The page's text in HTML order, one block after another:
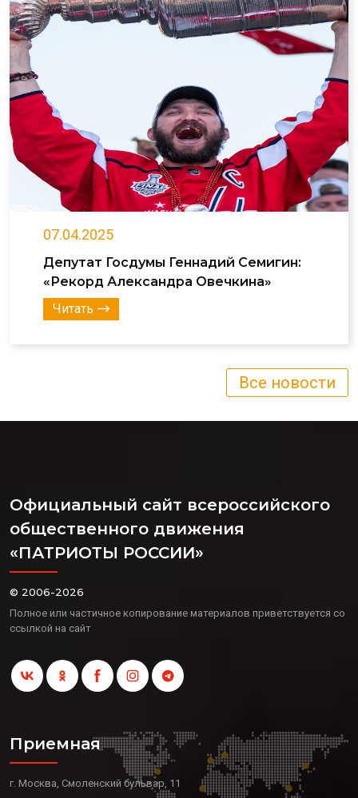
07.04.2025
Депутат Госдумы Геннадий Семигин:
«Рекорд Александра Овечкина»
Читать
Все новости
Официальный сайт всероссийского
общественного движения
«ПАТРИОТЫ РОССИИ»
© 2006-2026
Полное или частичное копирование материалов приветствуется со
ссылкой на сайт
Приемная
г. Москва, Смоленский бульвар, 11